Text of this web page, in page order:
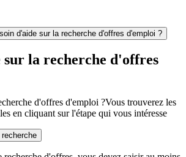
d'aide sur la recherche d'offres d'emploi ?
sur la recherche d'offres
d'offres d'emploi ?Vous trouverez les
en cliquant sur l'étape qui vous intéresse